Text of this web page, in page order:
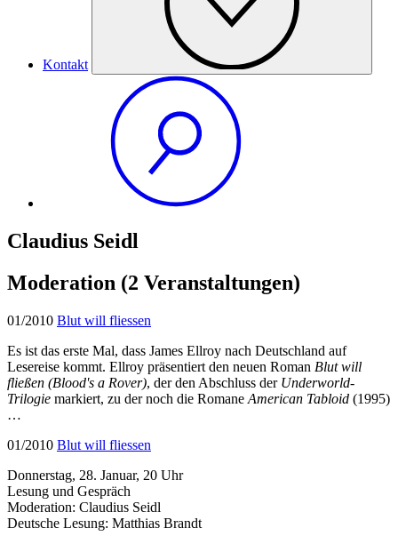
Kontakt
Claudius Seidl
Moderation (2 Veranstaltungen)
01/2010 Blut will fliessen
Es ist das erste Mal, dass James Ellroy nach Deutschland auf
Lesereise kommt. Ellroy präsentiert den neuen Roman Blut will
fließen (Blood's a Rover), der den Abschluss der Underworld-
Trilogie markiert, zu der noch die Romane American Tabloid (1995)
…
01/2010 Blut will fliessen
Donnerstag, 28. Januar, 20 Uhr
Lesung und Gespräch
Moderation: Claudius Seidl
Deutsche Lesung: Matthias Brandt